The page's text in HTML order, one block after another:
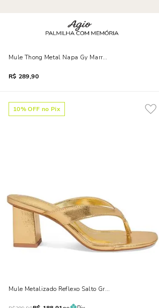
Mule Thong Metal Napa Gy Marrom Coffee Salto Fino
R$ 289,90
10% OFF no Pix
Mule Metalizado Reflexo Salto Grosso Dourado